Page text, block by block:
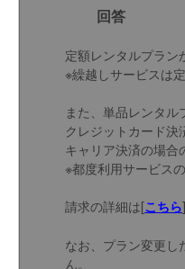
回答
定額レンタルプラン
※繰越しサービスは
また、単品レンタル
クレジットカード決
キャリア決済の場合
※都度利用サービス
請求の詳細は[こちら]
なお、プラン変更
ん。